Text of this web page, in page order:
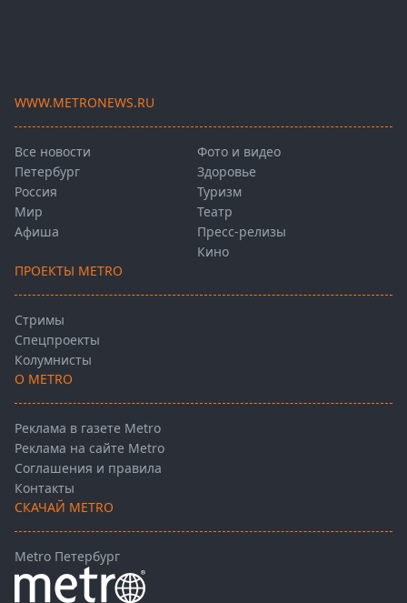
WWW.METRONEWS.RU
Все новости
Петербург
Россия
Мир
Афиша
Фото и видео
Здоровье
Туризм
Театр
Пресс-релизы
Кино
ПРОЕКТЫ METRO
Стримы
Спецпроекты
Колумнисты
О METRO
Реклама в газете Metro
Реклама на сайте Metro
Соглашения и правила
Контакты
СКАЧАЙ METRO
Metro Петербург